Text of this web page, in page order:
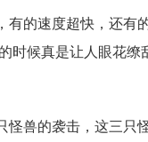
的速度超快，还有
时候真是让人眼花缭
兽的袭击，这三只